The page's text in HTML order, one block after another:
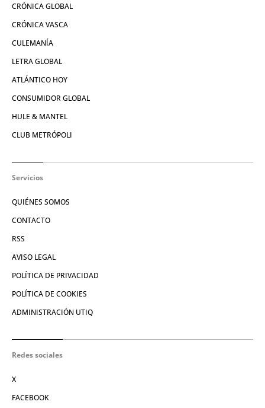
CRÓNICA GLOBAL
CRÓNICA VASCA
CULEMANÍA
LETRA GLOBAL
ATLÁNTICO HOY
CONSUMIDOR GLOBAL
HULE & MANTEL
CLUB METRÓPOLI
Servicios
QUIÉNES SOMOS
CONTACTO
RSS
AVISO LEGAL
POLÍTICA DE PRIVACIDAD
POLÍTICA DE COOKIES
ADMINISTRACIÓN UTIQ
Redes sociales
X
FACEBOOK